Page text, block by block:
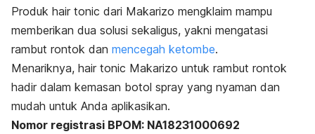
Produk hair tonic dari Makarizo mengklaim mampu
memberikan dua solusi sekaligus, yakni mengatasi
rambut rontok dan mencegah ketombe.
Menariknya, hair tonic Makarizo untuk rambut rontok
hadir dalam kemasan botol spray yang nyaman dan
mudah untuk Anda aplikasikan.
Nomor registrasi BPOM: NA18231000692